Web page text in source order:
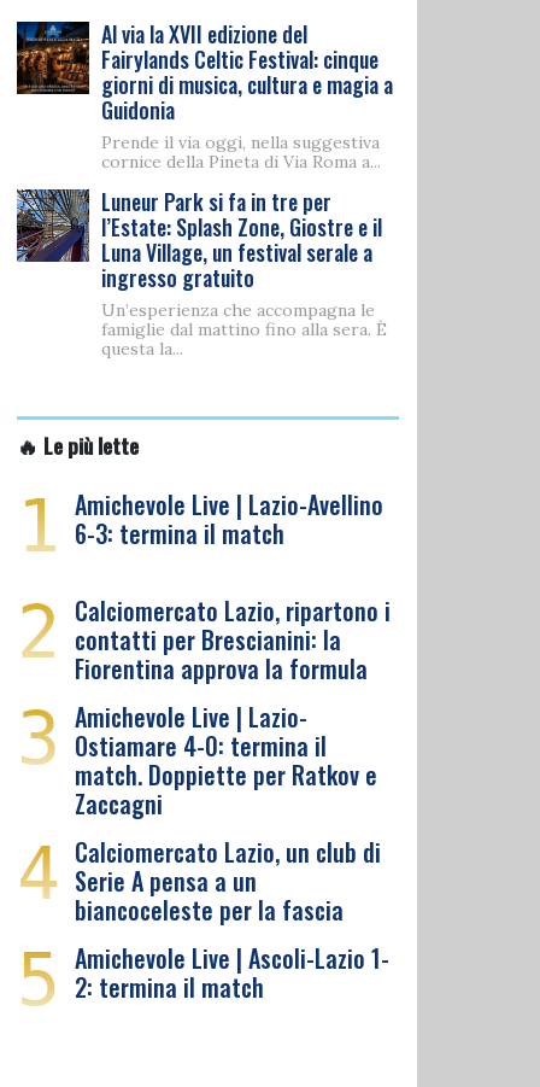
Al via la XVII edizione del
Fairylands Celtic Festival: cinque
giorni di musica, cultura e magia a
Guidonia
Prende il via oggi, nella suggestiva
cornice della Pineta di Via Roma a...
Luneur Park si fa in tre per
l’Estate: Splash Zone, Giostre e il
Luna Village, un festival serale a
ingresso gratuito
Un’esperienza che accompagna le
famiglie dal mattino fino alla sera. È
questa la...
🔥 Le più lette
1 Amichevole Live | Lazio-Avellino
6-3: termina il match
2 Calciomercato Lazio, ripartono i
contatti per Brescianini: la
Fiorentina approva la formula
3 Amichevole Live | Lazio-
Ostiamare 4-0: termina il
match. Doppiette per Ratkov e
Zaccagni
4 Calciomercato Lazio, un club di
Serie A pensa a un
biancoceleste per la fascia
5 Amichevole Live | Ascoli-Lazio 1-
2: termina il match